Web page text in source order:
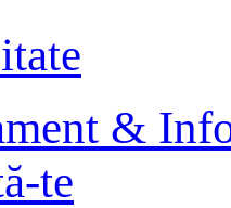
&
te